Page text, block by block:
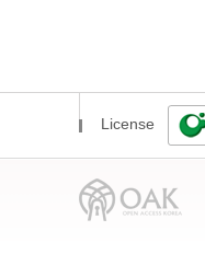
License